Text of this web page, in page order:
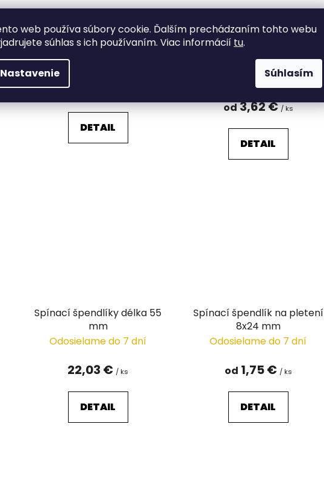
web používa súbory cookie. Ďalším prechádzaním tohto webu
súhlas s ich používaním. Viac informácií tu.
Nastavenie Súhlasím
Spínací špendlíky délka 20
mm sypané
Odosielame do 7 dní
od
DETAIL
Spínací špendlíky v krabičce
délka 22 mm
Skladom
od3,62 €/ ks
DETAIL
Spínací špendlíky délka 55
mm
Odosielame do 7 dní
22,03 € / ks
DETAIL
Spínací špendlík na pletení
8x24 mm
Odosielame do 7 dní
od 1,75 € / ks
DETAIL